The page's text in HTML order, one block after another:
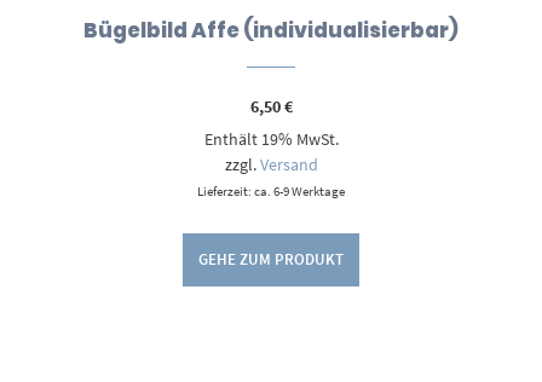
Bügelbild Affe (individualisierbar)
6,50€
Enthält 19% MwSt.
zzgl.Versand
Lieferzeit: ca. 6-9 Werktage
GEHE ZUM PRODUKT